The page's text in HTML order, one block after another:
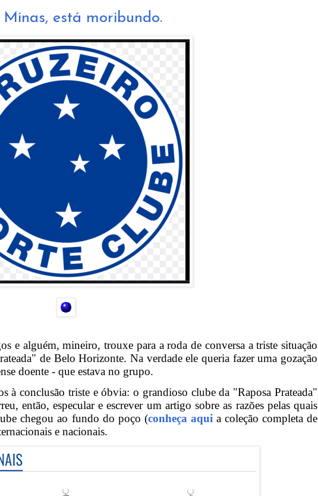
está moribundo.
e alguém, mineiro, trouxe para a roda de conversa a triste situação
de Belo Horizonte. Na verdade ele queria fazer uma gozação
doente - que estava no grupo.
à conclusão triste e óbvia: o grandioso clube da "Raposa Prateada"
então, especular e escrever um artigo sobre as razões pelas quais
chegou ao fundo do poço (conheça aqui a coleção completa de
e nacionais.